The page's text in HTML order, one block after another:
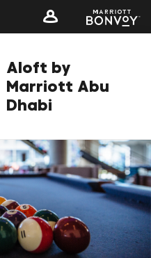
Aloft by
Marriott Abu
Dhabi